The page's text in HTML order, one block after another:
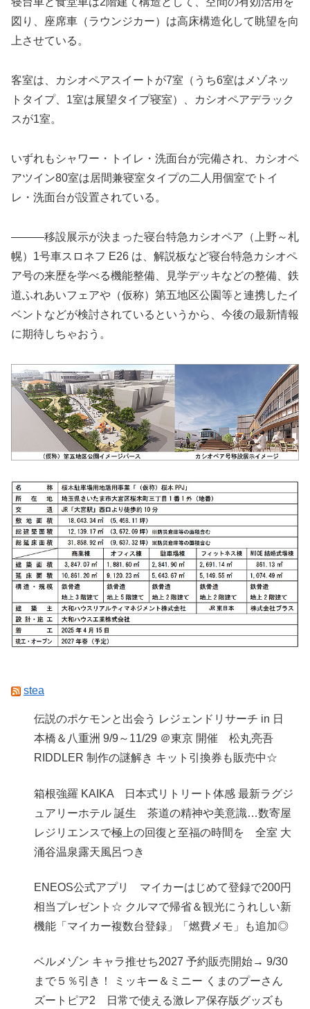
図り、座席車（ラウンジカー）は高床構造化して眺望を向
上させている。
客室は、カシオペアスイートが7室（うち6室はメゾネッ
トタイプ、1室は展望タイプ寝室）、カシオペアデラック
スが1室。
いずれもシャワー・トイレ・洗面台が完備され、カシオペ
アツイン80室は居間兼寝室タイプの二人用個室でトイ
レ・洗面台が設置されている。
―――移設展示が決まった寝台特急カシオペア（上野～札
幌）1号車スロネフ E26 は、解説板など寝台特急カシオペ
ア号の来歴を学べる機能整備、見学デッキなどの整備、鉄
道ふれあいフェアや（仮称）第五地区公園等と連携したイ
ベントなどが検討されているというから、今後の最新情報
に期待しちゃおう。
stea
伝説のポケモンと出会う レジェンドリサーチ in 日
本橋＆八重洲 9/9～11/29 ＠東京 開催 松丸亮吾
RIDDLER 制作の謎解き キット引換券も販売中☆
箱根強羅 KAIKA 日本式リトリート体感 最新ラグジ
ュアリーホテル 誕生 茶道の精神や美意識…数寄屋
レジリエンスで極上の回復と至福の時間を 全室 大
涌谷温泉露天風呂つき
ENEOS公式アプリ マイカーはじめて登録で200円
相当プレゼント☆ クルマで帰省＆観光にうれしい新
機能「マイカー複数台登録」「燃費メモ」も追加◎
ベルメゾン キャラ推せち2027 予約販売開始→ 9/30
まで５％引き！ ミッキー＆ミニー くまのプーさん
ズートピア2 日常で使える激レア保存版グッズも